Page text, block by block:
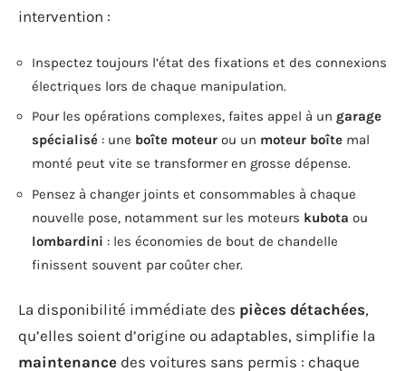
intervention :
Inspectez toujours l’état des fixations et des connexions
électriques lors de chaque manipulation.
Pour les opérations complexes, faites appel à un garage
spécialisé : une boîte moteur ou un moteur boîte mal
monté peut vite se transformer en grosse dépense.
Pensez à changer joints et consommables à chaque
nouvelle pose, notamment sur les moteurs kubota ou
lombardini : les économies de bout de chandelle
finissent souvent par coûter cher.
La disponibilité immédiate des pièces détachées,
qu’elles soient d’origine ou adaptables, simplifie la
maintenance des voitures sans permis : chaque